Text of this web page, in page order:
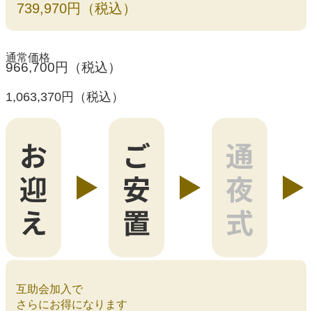
739,970円（税込）
通常価格
966,700円（税込）
1,063,370円（税込）
互助会加入で
さらにお得になります